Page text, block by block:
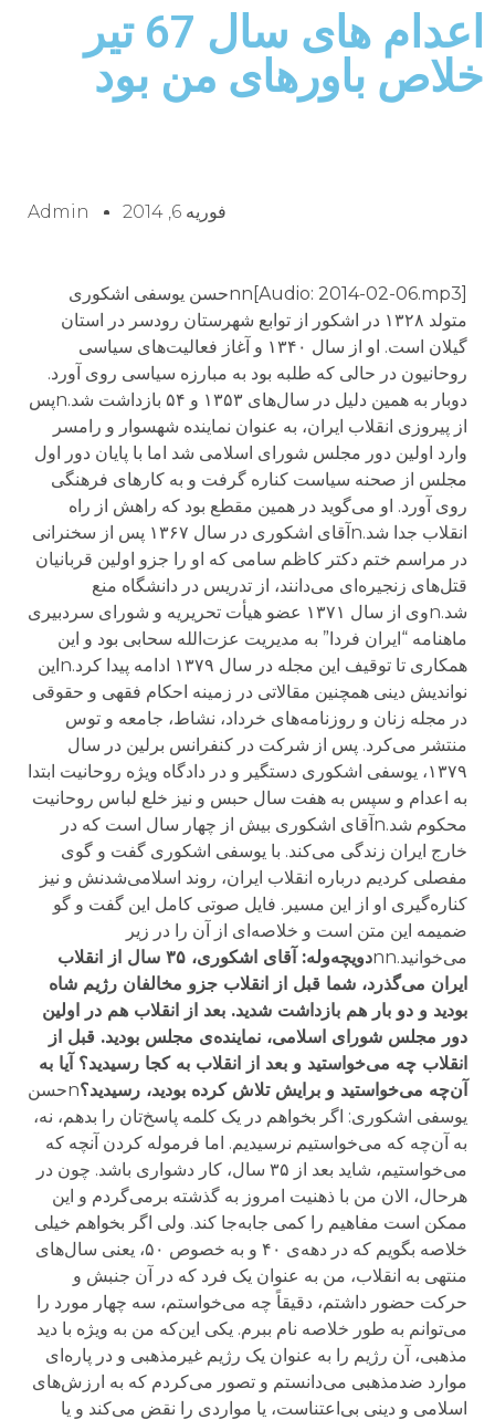
اعدام های سال 67 تیر
خلاص باورهای من بود
فوریه 6, 2014 Admin
[Audio: 2014-02-06.mp3]nnحسن یوسفی اشکوری
متولد ۱۳۲۸ در اشکور از توابع شهرستان رودسر در استان
گیلان است. او از سال ۱۳۴۰ و آغاز فعالیت‌های سیاسی
روحانیون در حالی که طلبه بود به مبارزه سیاسی روی آورد.
دوبار به همین دلیل در سال‌های ۱۳۵۳ و ۵۴ بازداشت شد.nپس
از پیروزی انقلاب ایران، به عنوان نماینده شهسوار و رامسر
وارد اولین دور مجلس شورای اسلامی شد اما با پایان دور اول
مجلس از صحنه سیاست کناره گرفت و به کارهای فرهنگی
روی آورد. او می‌گوید در همین مقطع بود که راهش از راه
انقلاب جدا شد.nآقای اشکوری در سال ۱۳۶۷ پس از سخنرانی
در مراسم ختم دکتر کاظم سامی که او را جزو اولین قربانیان
قتل‌های زنجیره‌ای می‌دانند، از تدریس در دانشگاه منع
شد.nوی از سال ۱۳۷۱ عضو هیأت تحریریه و شورای سردبیری
ماهنامه “ایران فردا” به مدیریت عزت‌الله سحابی بود و این
همکاری تا توقیف این مجله در سال ۱۳۷۹ ادامه پیدا کرد.nاین
نواندیش دینی همچنین مقالاتی در زمینه احکام فقهی و حقوقی
در مجله زنان و روزنامه‌های خرداد، نشاط، جامعه و توس
منتشر می‌کرد. پس از شرکت در کنفرانس برلین در سال
۱۳۷۹، یوسفی اشکوری دستگیر و در دادگاه ویژه روحانیت ابتدا
به اعدام و سپس به هفت سال حبس و نیز خلع لباس روحانیت
محکوم شد.nآقای اشکوری بیش از چهار سال است که در
خارج ایران زندگی می‌کند. با یوسفی اشکوری گفت و گوی
مفصلی کردیم درباره انقلاب ایران، روند اسلامی‌شدنش و نیز
کناره‌گیری او از این مسیر. فایل صوتی کامل این گفت و گو
ضمیمه این متن است و خلاصه‌ای از آن را در زیر
می‌خوانید.nn
دویچه‌وله: آقای اشکوری، ۳۵ سال از انقلاب
ایران می‌گذرد، شما قبل از انقلاب جزو مخالفان رژیم شاه
بودید و دو بار هم بازداشت شدید. بعد از انقلاب هم در اولین
دور مجلس شورای اسلامی، نماینده‌ی مجلس بودید. قبل از
انقلاب چه می‌خواستید و بعد از انقلاب به کجا رسیدید؟ آیا به
آن‌چه می‌خواستید و برایش تلاش کرده بودید، رسیدید؟
nحسن
یوسفی اشکوری: اگر بخواهم در یک کلمه پاسخ‌تان را بدهم، نه،
به آن‌چه که می‌خواستیم نرسیدیم. اما فرموله کردن آنچه که
می‌خواستیم، شاید بعد از ۳۵ سال، کار دشواری باشد. چون در
هرحال، الان من با ذهنیت امروز به گذشته برمی‌گردم و این
ممکن است مفاهیم را کمی جابه‌جا کند. ولی اگر بخواهم خیلی
خلاصه بگویم که در دهه‌ی ۴۰ و به خصوص ۵۰، یعنی سال‌های
منتهی به انقلاب، من به عنوان یک فرد که در آن جنبش و
حرکت حضور داشتم، دقیقاً چه می‌خواستم، سه چهار مورد را
می‌توانم به طور خلاصه نام ببرم. یکی این‌که من به ویژه با دید
مذهبی، آن رژیم را به عنوان یک رژیم غیرمذهبی و در پاره‌ای
موارد ضدمذهبی می‌دانستم و تصور می‌کردم که به ارزش‌های
اسلامی و دینی بی‌اعتناست، یا مواردی را نقض می‌کند و یا